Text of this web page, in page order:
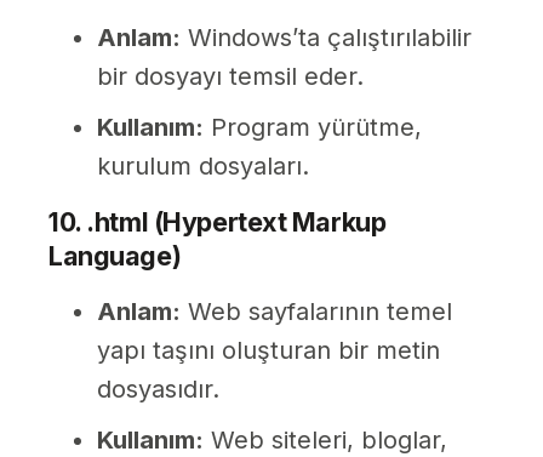
Anlam: Windows’ta çalıştırılabilir
bir dosyayı temsil eder.
Kullanım: Program yürütme,
kurulum dosyaları.
10. .html (Hypertext Markup
Language)
Anlam: Web sayfalarının temel
yapı taşını oluşturan bir metin
dosyasıdır.
Kullanım: Web siteleri, bloglar,